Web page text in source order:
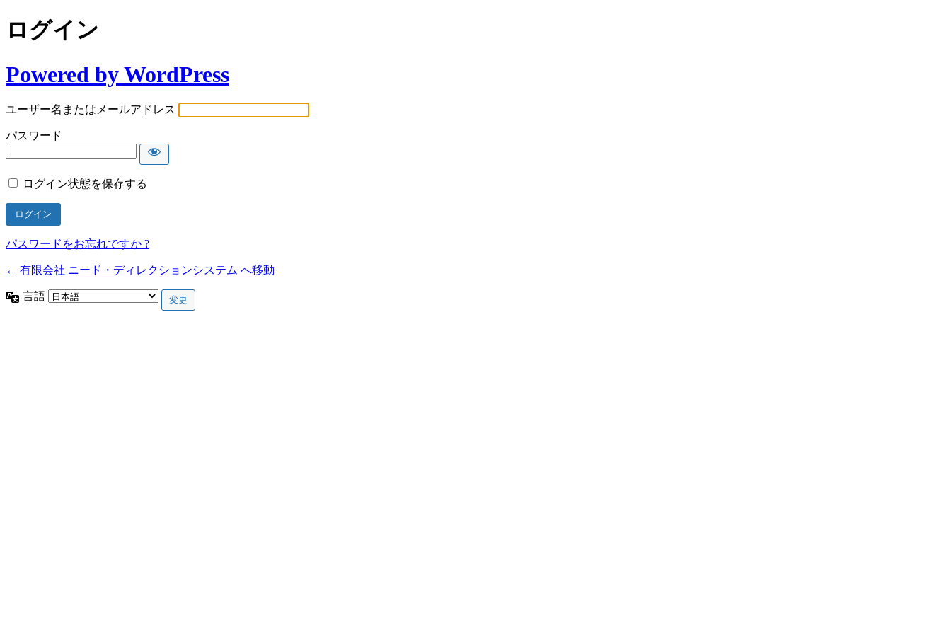
ログイン
Powered by WordPress
ユーザー名またはメールアドレス
パスワード
ログイン状態を保存する
パスワードをお忘れですか ?
← 有限会社 ニード・ディレクションシステム へ移動
言語